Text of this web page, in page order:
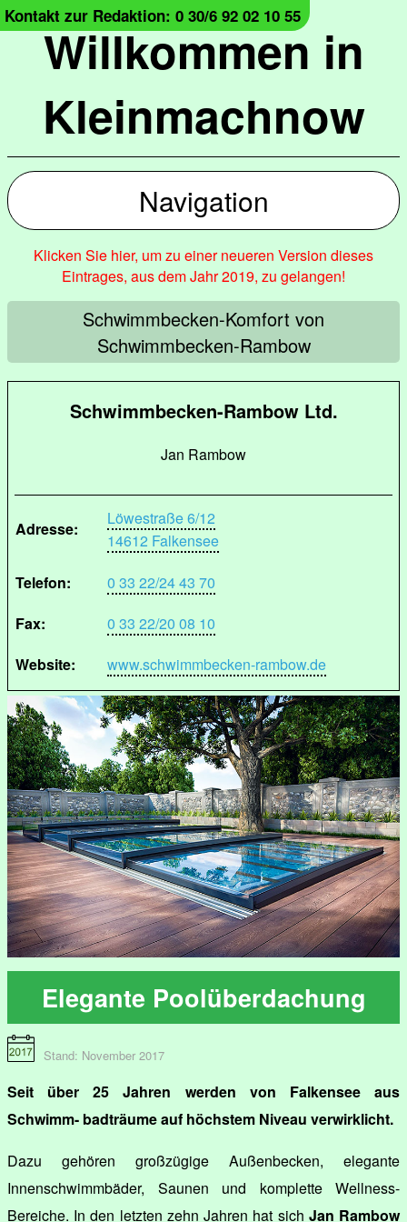
Willkommen in
Kleinmachnow
Kontakt zur Redaktion: 0 30/6 92 02 10 55
Navigation
Klicken Sie hier, um zu einer neueren Version dieses
Eintrages, aus dem Jahr 2019, zu gelangen!
Schwimmbecken-Komfort von
Schwimmbecken-Rambow
Schwimmbecken-Rambow Ltd.
Jan Rambow
Adresse:
Löwestraße 6/12
14612 Falkensee
Telefon:
0 33 22/24 43 70
Fax:
0 33 22/20 08 10
Website:
www.schwimmbecken-rambow.de
Elegante Poolüberdachung
Stand: November 2017
Seit über 25 Jahren werden von Falkensee aus
Schwimm- badträume auf höchstem Niveau verwirklicht.
Dazu gehören großzügige Außenbecken, elegante
Innenschwimmbäder, Saunen und komplette Wellness-
Bereiche. In den letzten zehn Jahren hat sich Jan Rambow